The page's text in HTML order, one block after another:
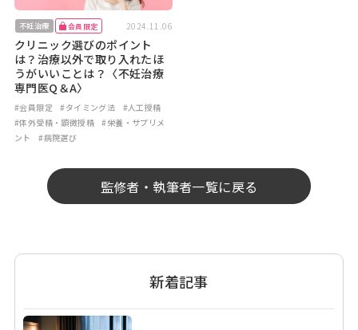
不妊治療 会員限定 2024.11.06
クリニック選びのポイント
は？治療以外で取り入れたほ
うがいいことは？〈不妊治療
専門医Q＆A〉
#会員限定 #タイミング法
#人工授精
#体外受精・顕微授精
#栄養・サプリメ
ント
#病院選び
監修者・執筆者一覧に戻る
新着記事